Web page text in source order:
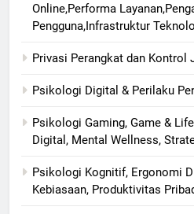
Online,Performa
Pengguna,Infrastruktur
Privasi Perangkat dan Kontrol
Psikologi Digital & Perilaku
Psikologi Gaming, Game &
Digital, Mental Wellness,
Psikologi Kognitif, Ergonomi
Kebiasaan, Produktivitas